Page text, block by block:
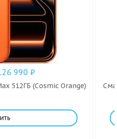
990 ₽
512ГБ (Cosmic Orange)